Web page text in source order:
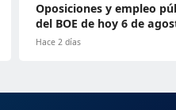
Oposiciones y empleo
del BOE de hoy 6 de
Hace 2 días